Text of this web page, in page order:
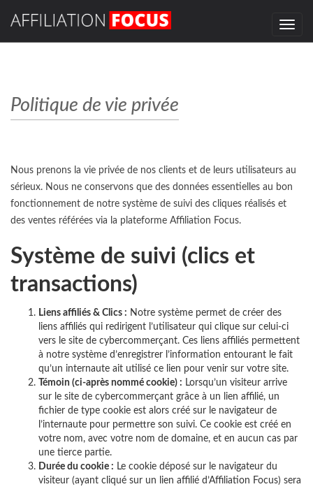
Toggle
Politique de vie privée
Nous prenons la vie privée de nos clients et de leurs utilisateurs au
sérieux. Nous ne conservons que des données essentielles au bon
fonctionnement de notre système de suivi des cliques réalisés et
des ventes référées via la plateforme Affiliation Focus.
Système de suivi (clics et
transactions)
Liens affiliés & Clics : Notre système permet de créer des
liens affiliés qui redirigent l’utilisateur qui clique sur celui-ci
vers le site de cybercommerçant. Ces liens affiliés permettent
à notre système d’enregistrer l’information entourant le fait
qu’un internaute ait utilisé ce lien pour venir sur votre site.
Témoin (ci-après nommé cookie) : Lorsqu’un visiteur arrive
sur le site de cybercommerçant grâce à un lien affilié, un
fichier de type cookie est alors créé sur le navigateur de
l’internaute pour permettre son suivi. Ce cookie est créé en
votre nom, avec votre nom de domaine, et en aucun cas par
une tierce partie.
Durée du cookie : Le cookie déposé sur le navigateur du
visiteur (ayant cliqué sur un lien affilié d’Affiliation Focus) sera